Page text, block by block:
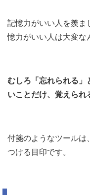
記憶力がいい人を羨
憶力がいい人は大変な
むしろ「忘れられる
いことだけ、覚えられ
付箋のようなツール
つける目印です。